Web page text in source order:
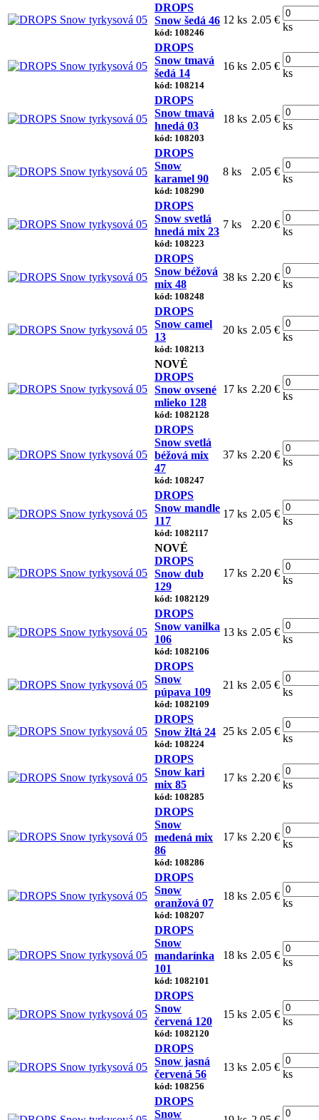
DROPS
Snow šedá 46
kód: 108246
12 ks 2.05 €
ks
DROPS
Snow tmavá
šedá 14
kód: 108214
16 ks 2.05 €
ks
DROPS
Snow tmavá
hnedá 03
kód: 108203
18 ks 2.05 €
ks
DROPS
Snow
karamel 90
kód: 108290
8 ks 2.05 €
ks
DROPS
Snow svetlá
hnedá mix 23
kód: 108223
7 ks 2.20 €
ks
DROPS
Snow béžová
mix 48
kód: 108248
38 ks 2.20 €
ks
DROPS
Snow camel
13
kód: 108213
20 ks 2.05 €
ks
NOVÉ
DROPS
Snow ovsené
mlieko 128
kód: 1082128
17 ks 2.20 €
ks
DROPS
Snow svetlá
béžová mix
47
kód: 108247
37 ks 2.20 €
ks
DROPS
Snow mandle
117
kód: 1082117
17 ks 2.05 €
ks
NOVÉ
DROPS
Snow dub
129
kód: 1082129
17 ks 2.20 €
ks
DROPS
Snow vanilka
106
kód: 1082106
13 ks 2.05 €
ks
DROPS
Snow
púpava 109
kód: 1082109
21 ks 2.05 €
ks
DROPS
Snow žltá 24
kód: 108224
25 ks 2.05 €
ks
DROPS
Snow kari
mix 85
kód: 108285
17 ks 2.20 €
ks
DROPS
Snow
medená mix
86
kód: 108286
17 ks 2.20 €
ks
DROPS
Snow
oranžová 07
kód: 108207
18 ks 2.05 €
ks
DROPS
Snow
mandarínka
101
kód: 1082101
18 ks 2.05 €
ks
DROPS
Snow
červená 120
kód: 1082120
15 ks 2.05 €
ks
DROPS
Snow jasná
červená 56
kód: 108256
13 ks 2.05 €
ks
DROPS
Snow